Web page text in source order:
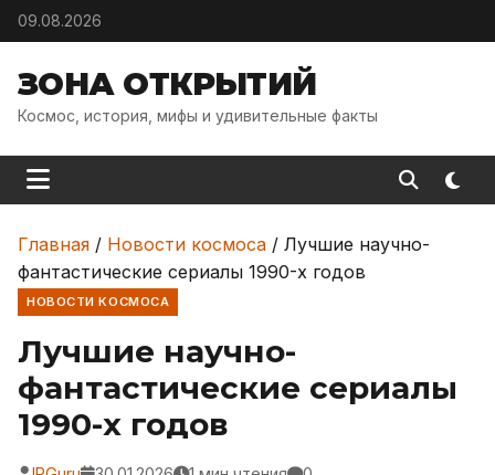
Skip to content
09.08.2026
ЗОНА ОТКРЫТИЙ
Космос, история, мифы и удивительные факты
Главная / Новости космоса / Лучшие научно-
фантастические сериалы 1990-х годов
НОВОСТИ КОСМОСА
Лучшие научно-
фантастические сериалы
1990-х годов